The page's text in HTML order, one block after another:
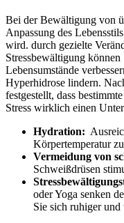
Bei der Bewältigung ‍von
Anpassung des
wird.⁤ durch gezielte
Stressbewältigung⁤
Lebensumstände⁤
Hyperhidrose lindern.
festgestellt, dass⁤
Stress wirklich einen
Hydration:
Körpertemperatur
Vermeidung von
Schweißdrüsen
oder⁢ Yoga senken
Sie sich ruhiger